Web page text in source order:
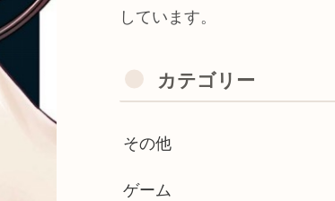
しています。
カテゴリー
その他
ゲーム